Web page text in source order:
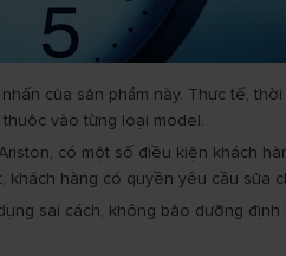
của sản phẩm này. Thực tế,
vào từng loại model.
có một số điều kiện khách
hàng có quyền yêu cầu sửa
sai cách, không bảo dưỡng